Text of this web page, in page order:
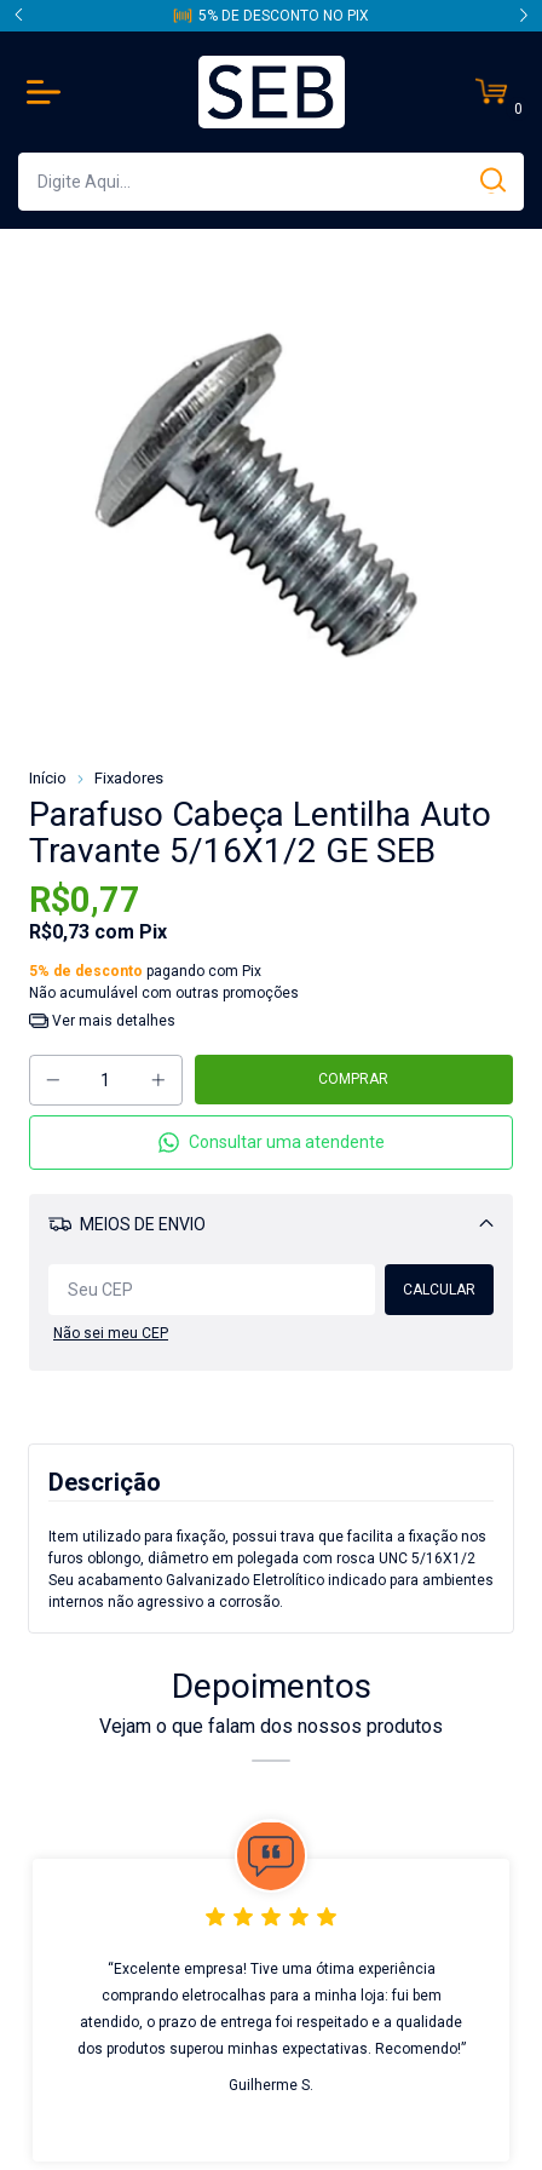
5% DE DESCONTO NO PIX
0
Início Fixadores
Parafuso Cabeça Lentilha Auto
Travante 5/16X1/2 GE SEB
R$0,77
R$0,73 com Pix
5% de desconto pagando com Pix
Não acumulável com outras promoções
Ver mais detalhes
Consultar uma atendente
MEIOS DE ENVIO
Alterar CEP
CALCULAR
Não sei meu CEP
Descrição
Item utilizado para fixação, possui trava que facilita a fixação nos
furos oblongo, diâmetro em polegada com rosca UNC 5/16X1/2
Seu acabamento Galvanizado Eletrolítico indicado para ambientes
internos não agressivo a corrosão.
Depoimentos
Vejam o que falam dos nossos produtos
“Excelente empresa! Tive uma ótima experiência
comprando eletrocalhas para a minha loja: fui bem
atendido, o prazo de entrega foi respeitado e a qualidade
dos produtos superou minhas expectativas. Recomendo!”
Guilherme S.